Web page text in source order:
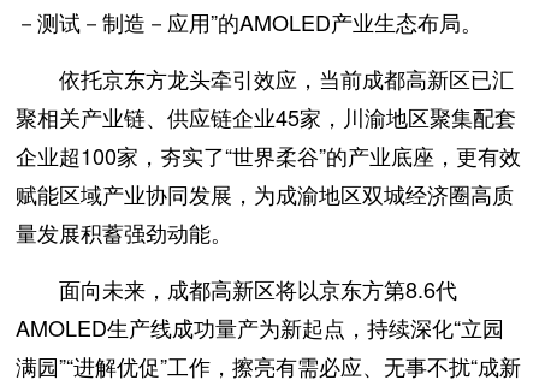
－测试－制造－应用”的AMOLED产业生态布局。
依托京东方龙头牵引效应，当前成都高新区已汇
聚相关产业链、供应链企业45家，川渝地区聚集配套
企业超100家，夯实了“世界柔谷”的产业底座，更有效
赋能区域产业协同发展，为成渝地区双城经济圈高质
量发展积蓄强劲动能。
面向未来，成都高新区将以京东方第8.6代
AMOLED生产线成功量产为新起点，持续深化“立园
满园”“进解优促”工作，擦亮有需必应、无事不扰“成新